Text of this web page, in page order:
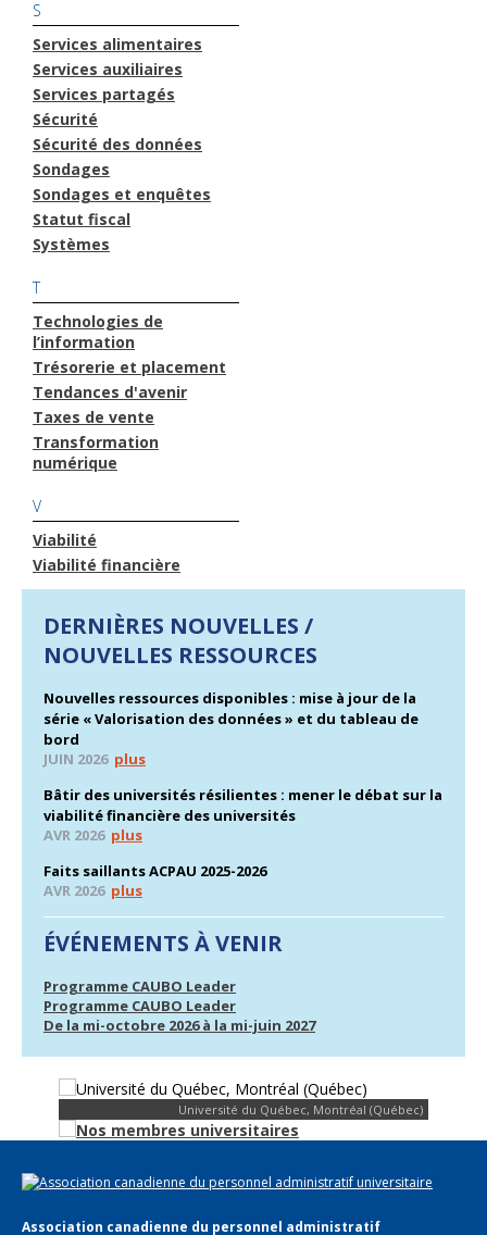
S
Services alimentaires
Services auxiliaires
Services partagés
Sécurité
Sécurité des données
Sondages
Sondages et enquêtes
Statut fiscal
Systèmes
T
Technologies de
l’information
Trésorerie et placement
Tendances d'avenir
Taxes de vente
Transformation
numérique
V
Viabilité
Viabilité financière
DERNIÈRES NOUVELLES /
NOUVELLES RESSOURCES
Nouvelles ressources disponibles : mise à jour de la
série « Valorisation des données » et du tableau de
bord
JUIN 2026 plus
Bâtir des universités résilientes : mener le débat sur la
viabilité financière des universités
AVR 2026 plus
Faits saillants ACPAU 2025-2026
AVR 2026 plus
ÉVÉNEMENTS À VENIR
Programme CAUBO Leader
Programme CAUBO Leader
De la mi-octobre 2026 à la mi-juin 2027
Université du Québec, Montréal (Québec)
Association canadienne du personnel administratif